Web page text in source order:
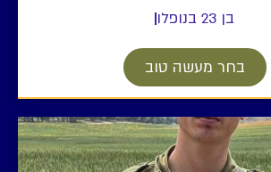
בן 23 בנופלו
בחר מעשה טוב